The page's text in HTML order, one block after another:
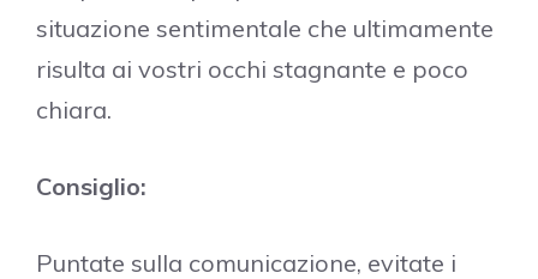
situazione sentimentale che ultimamente
risulta ai vostri occhi stagnante e poco
chiara.
Consiglio:
Puntate sulla comunicazione, evitate i